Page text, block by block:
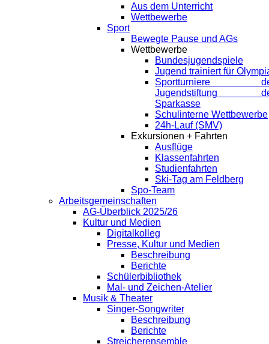
Aus dem Unterricht
Wettbewerbe
Sport
Bewegte Pause und AGs
Wettbewerbe
Bundesjugendspiele
Jugend trainiert für
Sportturniere
Jugendstiftung
Sparkasse
Schulinterne Wettbewerbe
24h-Lauf (SMV)
Exkursionen + Fahrten
Ausflüge
Klassenfahrten
Studienfahrten
Ski-Tag am Feldberg
Spo-Team
Arbeitsgemeinschaften
AG-Überblick 2025/26
Kultur und Medien
Digitalkolleg
Presse, Kultur und Medien
Beschreibung
Berichte
Schülerbibliothek
Mal- und Zeichen-Atelier
Musik & Theater
Singer-Songwriter
Beschreibung
Berichte
Streicherensemble